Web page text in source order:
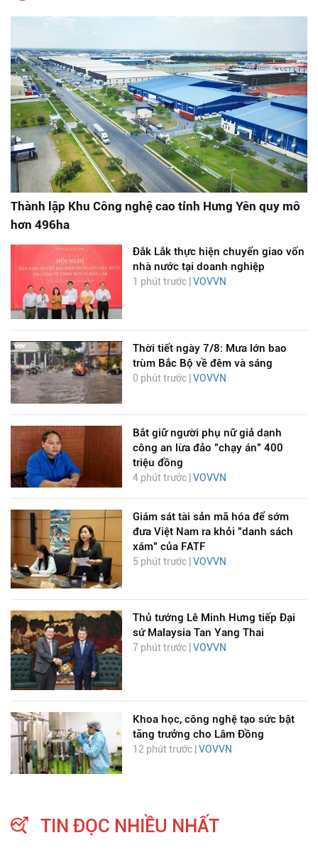
Thành lập Khu Công nghệ cao tỉnh Hưng Yên quy mô
hơn 496ha
Đắk Lắk thực hiện chuyển giao vốn
nhà nước tại doanh nghiệp
1 phút trước | VOVVN
Thời tiết ngày 7/8: Mưa lớn bao
trùm Bắc Bộ về đêm và sáng
0 phút trước | VOVVN
Bắt giữ người phụ nữ giả danh
công an lừa đảo "chạy án" 400
triệu đồng
4 phút trước |VOVVN
Giám sát tài sản mã hóa để sớm
đưa Việt Nam ra khỏi "danh sách
xám" của FATF
5 phút trước | VOVVN
Thủ tướng Lê Minh Hưng tiếp Đại
sứ Malaysia Tan Yang Thai
7 phút trước | VOVVN
Khoa học, công nghệ tạo sức bật
tăng trưởng cho Lâm Đồng
12 phút trước | VOVVN
TIN ĐỌC NHIỀU NHẤT